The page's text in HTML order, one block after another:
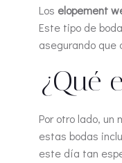
Los elopement
Este tipo de
asegurando que
¿Qué
Por otro lado,
estas bodas
este día tan